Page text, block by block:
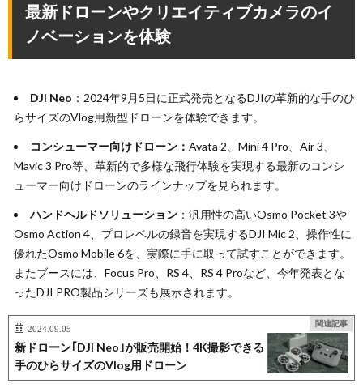
最新ドローンやクリエイティブカメラのイ
ノベーションを体験
DJI Neo ：2024年9月5日に正式発売となるDJIの革新的な手のひ
らサイズのVlog用新型ドローンを体験できます。
コンシューマー向けドローン： Avata 2、Mini 4 Pro、Air 3、
Mavic 3 Pro等、革新的で多様な飛行体験を実現する最新のコンシ
ューマー向けドローンのラインナップを見られます。
ハンドヘルドソリューション ：汎用性の高いOsmo Pocket 3や
Osmo Action 4、プロレベルの録音を実現するDJI Mic 2、操作性に
優れたOsmo Mobile 6を、実際に手に取って試すことができます。
またブースには、Focus Pro、RS 4、RS 4 Proなど、今年発表とな
ったDJI PRO製品シリーズも展示されます。
関連記事
2024.09.05
新ドローン｢DJI Neo｣が販売開始！4K撮影できる
手のひらサイズのVlog用ドローン